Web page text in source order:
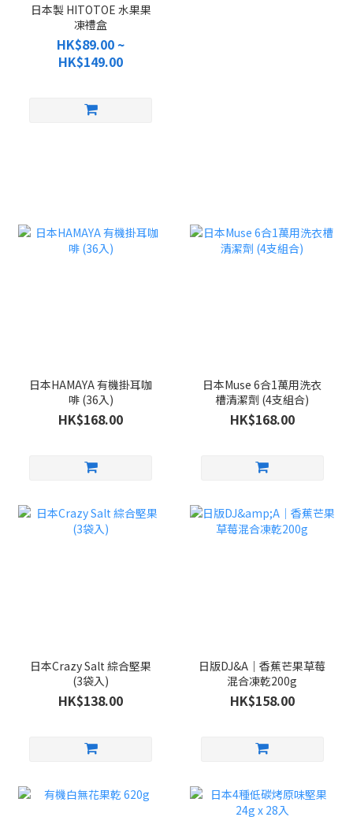
日本製 HITOTOE 水果果
凍禮盒
HK$89.00 ~
HK$149.00
日本HAMAYA 有機掛耳咖
啡 (36入)
HK$168.00
日本Muse 6合1萬用洗衣
槽清潔劑 (4支組合)
HK$168.00
日本Crazy Salt 綜合堅果
(3袋入)
HK$138.00
日版DJ&A｜香蕉芒果草莓
混合凍乾200g
HK$158.00